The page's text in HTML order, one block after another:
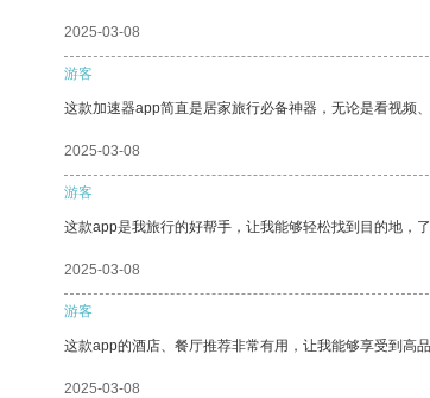
2025-03-08
游客
这款加速器app简直是居家旅行必备神器，无论是看视频
2025-03-08
游客
这款app是我旅行的好帮手，让我能够轻松找到目的地，
2025-03-08
游客
这款app的酒店、餐厅推荐非常有用，让我能够享受到高品
2025-03-08